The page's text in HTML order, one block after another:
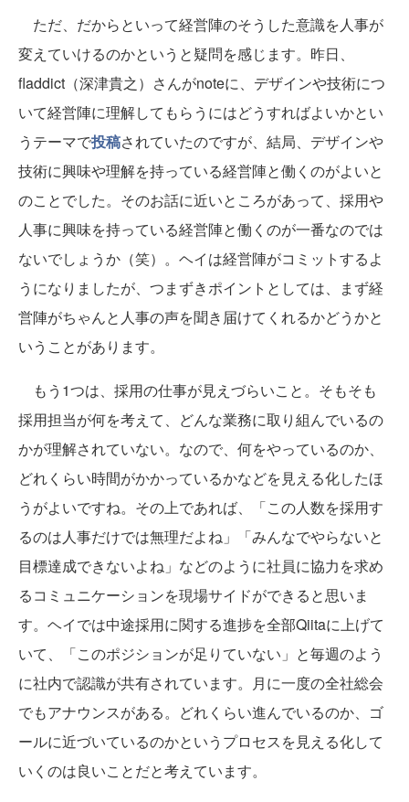
ただ、だからといって経営陣のそうした意識を人事が
変えていけるのかというと疑問を感じます。昨日、
fladdict（深津貴之）さんがnoteに、デザインや技術につ
いて経営陣に理解してもらうにはどうすればよいかとい
うテーマで投稿されていたのですが、結局、デザインや
技術に興味や理解を持っている経営陣と働くのがよいと
のことでした。そのお話に近いところがあって、採用や
人事に興味を持っている経営陣と働くのが一番なのでは
ないでしょうか（笑）。ヘイは経営陣がコミットするよ
うになりましたが、つまずきポイントとしては、まず経
営陣がちゃんと人事の声を聞き届けてくれるかどうかと
いうことがあります。
もう1つは、採用の仕事が見えづらいこと。そもそも
採用担当が何を考えて、どんな業務に取り組んでいるの
かが理解されていない。なので、何をやっているのか、
どれくらい時間がかかっているかなどを見える化したほ
うがよいですね。その上であれば、「この人数を採用す
るのは人事だけでは無理だよね」「みんなでやらないと
目標達成できないよね」などのように社員に協力を求め
るコミュニケーションを現場サイドができると思いま
す。ヘイでは中途採用に関する進捗を全部Qiitaに上げて
いて、「このポジションが足りていない」と毎週のよう
に社内で認識が共有されています。月に一度の全社総会
でもアナウンスがある。どれくらい進んでいるのか、ゴ
ールに近づいているのかというプロセスを見える化して
いくのは良いことだと考えています。